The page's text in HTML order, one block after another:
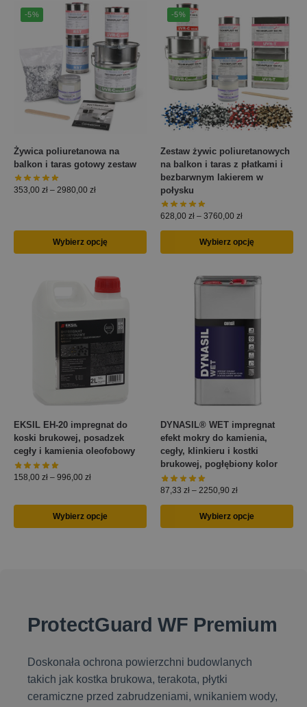
-5%
Żywica poliuretanowa na
balkon i taras gotowy zestaw
353,00 zł – 2980,00 zł
Wybierz opcję
-5%
Zestaw żywic poliuretanowych
na balkon i taras z płatkami i
bezbarwnym lakierem w
połysku
628,00 zł – 3760,00 zł
Wybierz opcję
EKSIL EH-20 impregnat do
koski brukowej, posadzek
cegły i kamienia oleofobowy
158,00 zł – 996,00 zł
Wybierz opcje
DYNASIL® WET impregnat
efekt mokry do kamienia,
cegły, klinkieru i kostki
brukowej, pogłębiony kolor
87,33 zł – 2250,90 zł
Wybierz opcje
ProtectGuard WF Premium
Doskonała ochrona powierzchni budowlanych
takich jak kostka brukowa, terakota, płytki
ceramiczne przed zabrudzeniami, wnikaniem wody,